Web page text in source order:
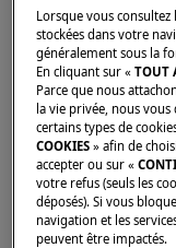
Accueil
Nos dealers
attentes et
renseigner sur
rêves, aux
Lorsque vous
stockées dans votre
généralement sous la
En cliquant sur «TOUT
Parce que nous
la vie privée, nous
certains types de
COOKIES » afin de
accepter ou sur «
votre refus (seuls les
déposés). Si vous
navigation et les
peuvent être impactés.